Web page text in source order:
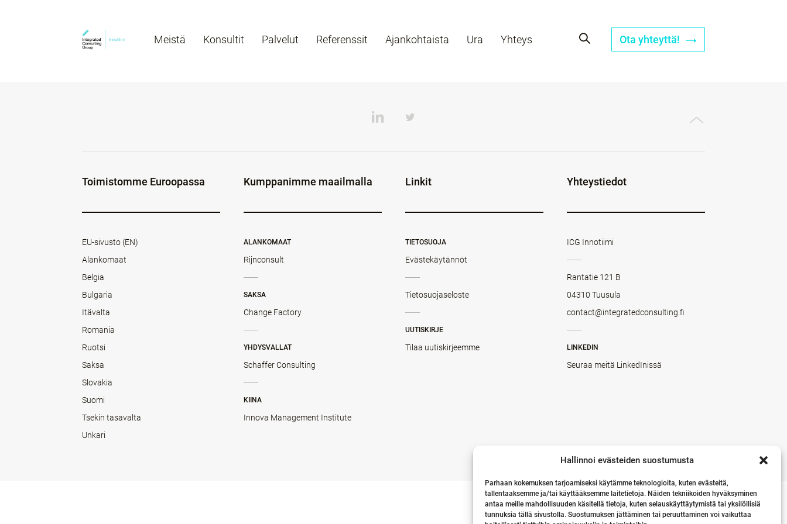
Hallinnoi evästeiden suostumusta
Parhaan kokemuksen tarjoamiseksi käytämme teknologioita, kuten evästeitä,
tallentaaksemme ja/tai käyttääksemme laitetietoja. Näiden tekniikoiden hyväksyminen
antaa meille mahdollisuuden käsitellä tietoja, kuten selauskäyttäytymistä tai yksilöllisiä
tunnuksia tällä sivustolla. Suostumuksen jättäminen tai peruuttaminen voi vaikuttaa
Meistä Konsultit Palvelut Referenssit Ajankohtaista Ura Yhteys Ota yhteyttä!
Toimistomme Euroopassa
EU-sivusto (EN)
Alankomaat
Belgia
Bulgaria
Itävalta
Romania
Ruotsi
Saksa
Slovakia
Suomi
Tsekin tasavalta
Unkari
Kumppanimme maailmalla
ALANKOMAAT
Rijnconsult
SAKSA
Change Factory
YHDYSVALLAT
Schaffer Consulting
KIINA
Innova Management Institute
Linkit
TIETOSUOJA
Evästekäytännöt
Tietosuojaseloste
UUTISKIRJE
Tilaa uutiskirjeemme
Yhteystiedot
ICG Innotiimi
Rantatie 121 B
04310 Tuusula
contact@integratedconsulting.fi
LINKEDIN
Seuraa meitä LinkedInissä